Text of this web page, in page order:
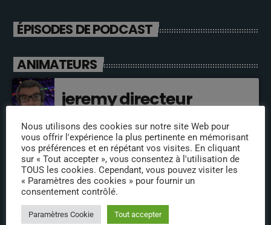
ÉPISODES DE PODCAST
ANIMATEURS
jeremy directeur
fabrice
annabelle
Nous utilisons des cookies sur notre site Web pour
vous offrir l'expérience la plus pertinente en mémorisant
vos préférences et en répétant vos visites. En cliquant
sur « Tout accepter », vous consentez à l'utilisation de
TOUS les cookies. Cependant, vous pouvez visiter les
« Paramètres des cookies » pour fournir un
consentement contrôlé.
Paramètres Cookie Tout accepter